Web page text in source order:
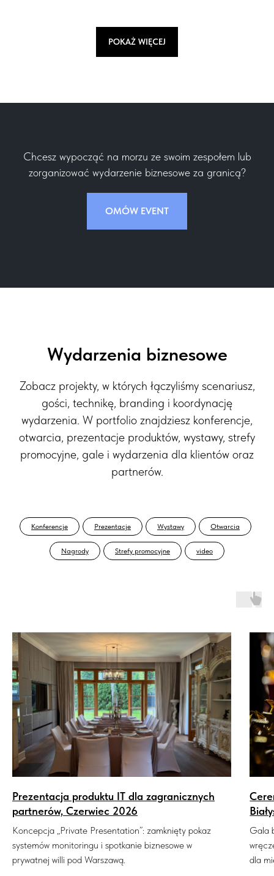
POKAŻ WIĘCEJ
Chcesz wypocząć na morzu ze swoim zespołem lub
zorganizować wydarzenie biznesowe za granicą?
OMÓW EVENT
Wydarzenia biznesowe
Zobacz projekty, w których łączyliśmy scenariusz,
gości, technikę, branding i koordynację
wydarzenia. W portfolio znajdziesz konferencje,
otwarcia, prezentacje produktów, wystawy, strefy
promocyjne, gale i wydarzenia dla klientów oraz
partnerów.
Konferencje Prezentacje Wystawy Otwarcia
Nagrody Strefy promocyjne video
Prezentacja produktu IT dla zagranicznych
partnerów, Czerwiec 2026
Koncepcja „Private Presentation”: zamknięty pokaz
systemów monitoringu i spotkanie biznesowe w
prywatnej willi pod Warszawą.
Gala
dla